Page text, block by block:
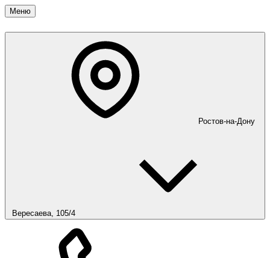
Меню
Ростов-на-Дону
Вересаева, 105/4